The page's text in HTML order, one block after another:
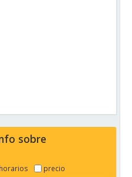
sobre
horarios precio